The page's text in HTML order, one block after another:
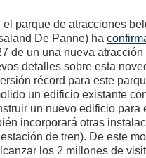
parque de atracciones
De Panne) ha
de un una nueva atracción
detalles sobre esta
récord para este
un edificio existante
un nuevo edificio para
incorporará otras
de tren). De este
los 2 millones de